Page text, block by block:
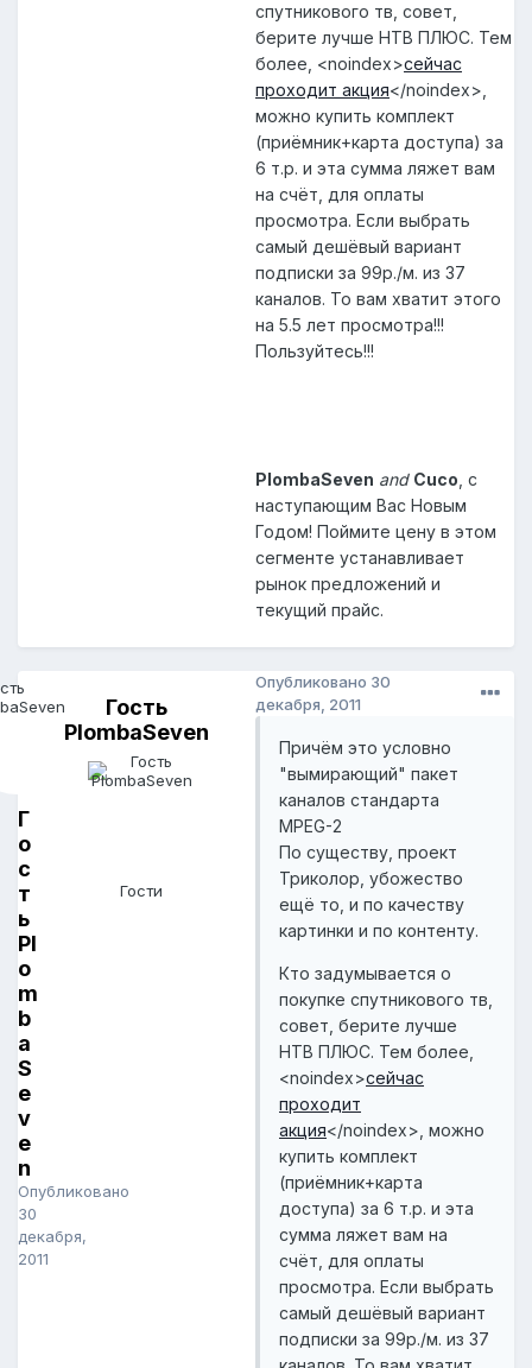
спутникового тв, совет,
берите лучше НТВ ПЛЮС. Тем
более, <noindex>сейчас
проходит акция</noindex>
можно купить комплект
(приёмник+карта доступа) за
6 т.р. и эта сумма ляжет вам
на счёт, для оплаты
просмотра. Если выбрать
самый дешёвый вариант
подписки за 99р./м. из 37
каналов. То вам хватит этого
на 5.5 лет просмотра!!!
Пользуйтесь!!!
PlombaSeven and Cuco , с
наступающим Вас Новым
Годом! Поймите цену в этом
сегменте устанавливает
рынок предложений и
текущий прайс.
Г
о
с
т
ь
Pl
o
m
b
a
S
e
v
e
n
Опубликовано
30
декабря,
2011
Гость
PlombaSeven
Гости
Опубликовано 30
декабря, 2011
Причём это условно
"вымирающий" пакет
каналов стандарта
MPEG-2
По существу, проект
Триколор, убожество
ещё то, и по качеству
картинки и по контенту.
Кто задумывается о
покупке спутникового тв,
совет, берите лучше
НТВ ПЛЮС. Тем более,
<noindex>сейчас
проходит
акция</noindex> , можно
купить комплект
(приёмник+карта
доступа) за 6 т.р. и эта
сумма ляжет вам на
счёт, для оплаты
просмотра. Если выбрать
самый дешёвый вариант
подписки за 99р./м. из 37